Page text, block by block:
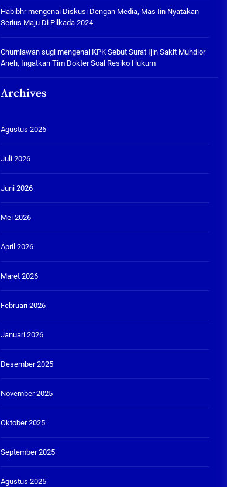
Habibhrmengenai Diskusi Dengan Media, Mas Iin Nyatakan
Serius Maju Di Pilkada 2024
Churniawan sugimengenai KPK Sebut Surat Ijin Sakit Muhdlor
Aneh, Ingatkan Tim Dokter Soal Resiko Hukum
Archives
Agustus 2026
Juli 2026
Juni 2026
Mei 2026
April 2026
Maret 2026
Februari 2026
Januari 2026
Desember 2025
November 2025
Oktober 2025
September 2025
Agustus 2025